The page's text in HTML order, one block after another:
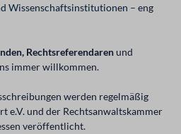
Wissenschaftsinstitutionen – eng
Rechtsreferendarenund
immer willkommen.
werden regelmäßig
e.V. und der Rechtsanwaltskammer
veröffentlicht.